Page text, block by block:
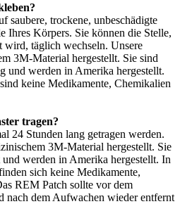
saubere, trockene, unbeschädigte
Ihres Körpers. Sie können die Stelle,
wird, täglich wechseln. Unsere
3M-Material hergestellt. Sie sind
und werden in Amerika hergestellt.
keine Medikamente, Chemikalien
tragen?
24 Stunden lang getragen werden.
3M-Material hergestellt. Sie
werden in Amerika hergestellt. In
sich keine Medikamente,
REM Patch sollte vor dem
nach dem Aufwachen wieder entfernt